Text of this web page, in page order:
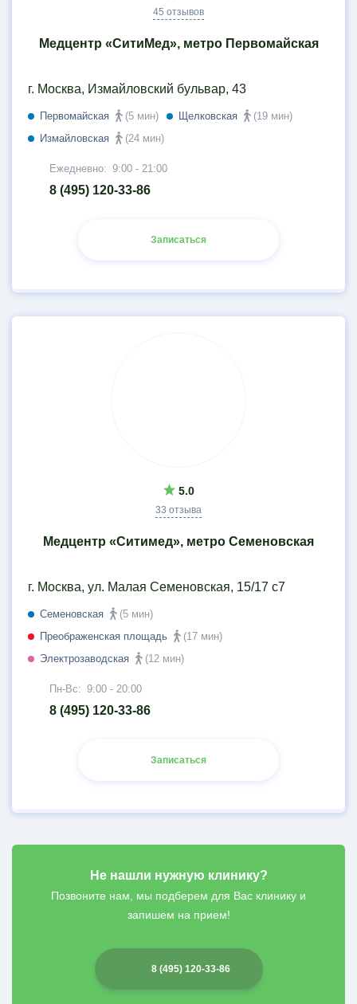
45 отзывов
Медцентр «СитиМед», метро Первомайская
г. Москва, Измайловский бульвар, 43
Первомайская (5 мин) Щелковская
(19 мин)
Измайловская
(24 мин)
Ежедневно: 9:00 - 21:00
8 (495) 120-33-86
Записаться
5.0
33 отзыва
Медцентр «Ситимед», метро Семеновская
г. Москва, ул. Малая Семеновская, 15/17 с7
Семеновская
(5 мин)
Преображенская площадь
(17 мин)
Электрозаводская
(12 мин)
Пн-Вс: 9:00 - 20:00
8 (495) 120-33-86
Записаться
Не нашли нужную клинику?
Позвоните нам, мы подберем для Вас клинику и
запишем на прием!
8 (495) 120-33-86